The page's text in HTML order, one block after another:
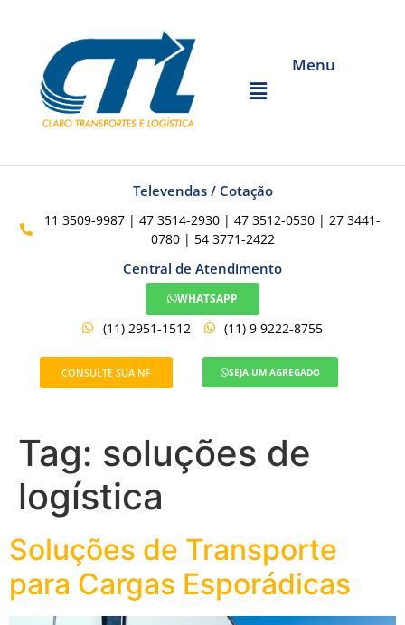
Menu
Televendas / Cotação
11 3509-9987 | 47 3514-2930 | 47 3512-0530 | 27 3441-
0780 | 54 3771-2422
Central de Atendimento
WHATSAPP
(11) 2951-1512 (11) 9 9222-8755
CONSULTE SUA NF SEJA UM AGREGADO
Tag: soluções de
logística
Soluções de Transporte
para Cargas Esporádicas